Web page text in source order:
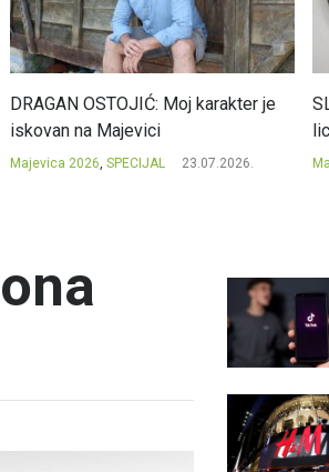
DRAGAN OSTOJIĆ: Moj karakter je
iskovan na Majevici
Majevica 2026, SPECIJAL 23.07.2026.